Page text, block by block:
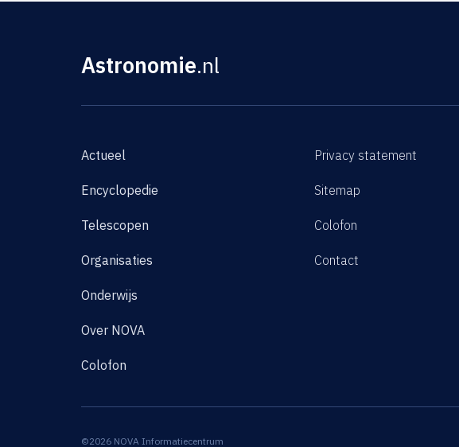
Astronomie.nl
Actueel
Encyclopedie
Telescopen
Organisaties
Onderwijs
Over NOVA
Colofon
Privacy statement
Sitemap
Colofon
Contact
©2026 NOVA Informatiecentrum